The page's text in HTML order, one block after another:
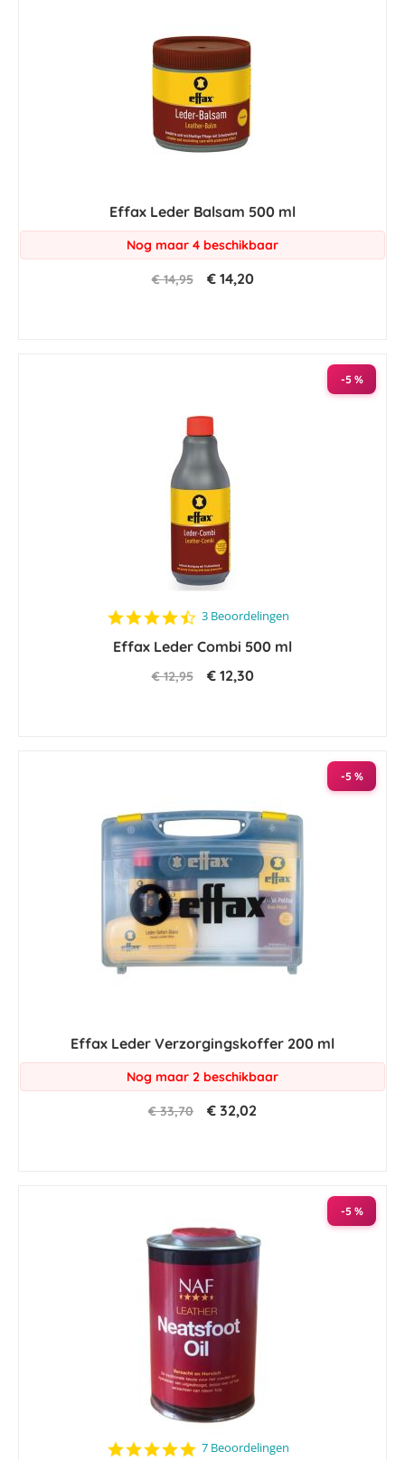
Effax Leder Balsam 500 ml
Nog maar 4 beschikbaar
€ 14,95 € 14,20
-5 %
4.7
rating
3 Beoordelingen
Effax Leder Combi 500 ml
€ 12,95 € 12,30
-5 %
Effax Leder Verzorgingskoffer 200 ml
Nog maar 2 beschikbaar
€ 33,70 € 32,02
-5 %
4.9
7 Beoordelingen